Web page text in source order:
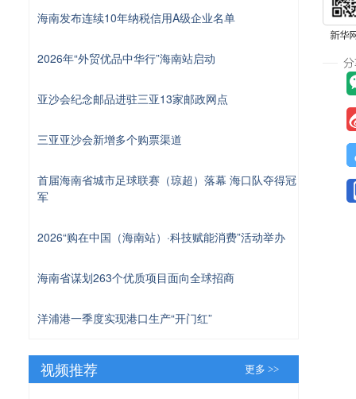
海南发布连续10年纳税信用A级企业名单
2026年“外贸优品中华行”海南站启动
亚沙会纪念邮品进驻三亚13家邮政网点
三亚亚沙会新增多个购票渠道
首届海南省城市足球联赛（琼超）落幕 海口队夺得冠
军
2026“购在中国（海南站）·科技赋能消费”活动举办
海南省谋划263个优质项目面向全球招商
洋浦港一季度实现港口生产“开门红”
视频推荐 更多 >>